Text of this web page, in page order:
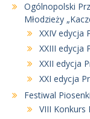
Ogólnopolski
Młodzieży
XXIV edycja
XXIII edycja
XXII edycja
XXI edycja
Festiwal
VIII Konkurs